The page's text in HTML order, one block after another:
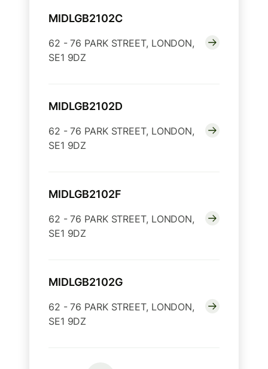
MIDLGB2102C
62 - 76 PARK STREET, LONDON,
SE1 9DZ
MIDLGB2102D
62 - 76 PARK STREET, LONDON,
SE1 9DZ
MIDLGB2102F
62 - 76 PARK STREET, LONDON,
SE1 9DZ
MIDLGB2102G
62 - 76 PARK STREET, LONDON,
SE1 9DZ